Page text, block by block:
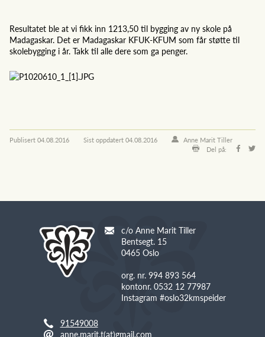
Resultatet ble at vi fikk inn 1213,50 til bygging av ny skole på
Madagaskar. Det er Madagaskar KFUK-KFUM som får støtte til
skolebygging i år. Takk til alle dere som ga penger.
Publisert04.08.2016 Sist oppdatert04.08.2016
Anne Marit Tiller
Del på:
c/o Anne Marit Tiller
Bentsegt. 15
0465 Oslo
org. nr. 994 893 564
kontonr. 0532 12 77987
Instagram #oslo32kmspeider
91549008
anne.marit.t(at)gmail.com